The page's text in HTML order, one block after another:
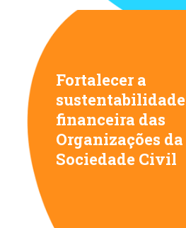
Fortalecer a
sustentabilidade
financeira das
Organizações da
Sociedade Civil